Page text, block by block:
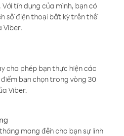
tín dụng của mình, bạn có
số điện thoại bất kỳ trên thế
Viber.
cho phép bạn thực hiện các
bạn chọn trong vòng 30
Viber.
mang đến cho bạn sự linh